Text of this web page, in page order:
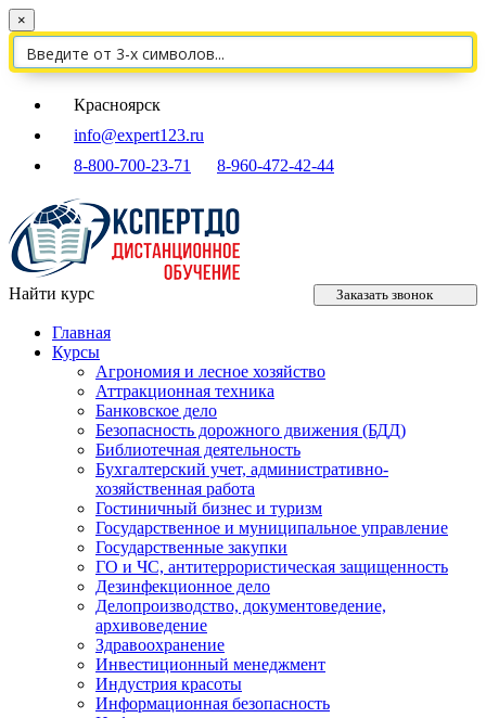
×
Красноярск
info@expert123.ru
8-800-700-23-71
8-960-472-42-44
Найти курс Заказать звонок
Главная
Курсы
Агрономия и лесное хозяйство
Аттракционная техника
Банковское дело
Безопасность дорожного движения (БДД)
Библиотечная деятельность
Бухгалтерский учет, административно-
хозяйственная работа
Гостиничный бизнес и туризм
Государственное и муниципальное управление
Государственные закупки
ГО и ЧС, антитеррористическая защищенность
Дезинфекционное дело
Делопроизводство, документоведение,
архивоведение
Здравоохранение
Инвестиционный менеджмент
Индустрия красоты
Информационная безопасность